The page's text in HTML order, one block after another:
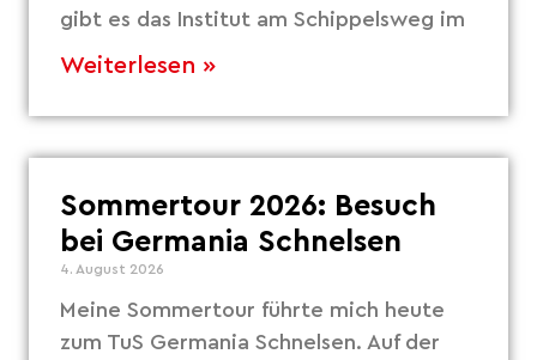
gibt es das Institut am Schippelsweg im
Weiterlesen »
Sommertour 2026: Besuch
bei Germania Schnelsen
4. August 2026
Meine Sommertour führte mich heute
zum TuS Germania Schnelsen. Auf der